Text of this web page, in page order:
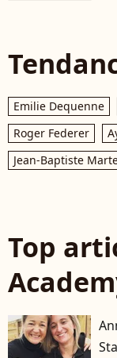
Emilie Dequenne
Roger Federer
Jean-Baptiste
Top